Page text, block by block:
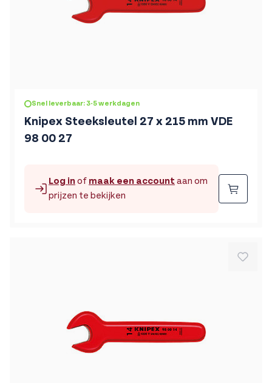
Snel leverbaar: 3-5 werkdagen
Knipex Steeksleutel 27 x 215 mm VDE
98 00 27
Log inof maak een account aan om
prijzen te bekijken